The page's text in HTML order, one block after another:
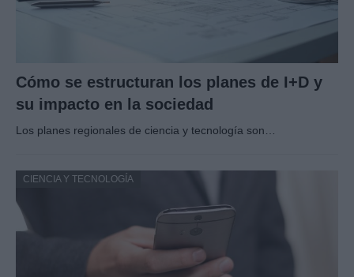
Cómo se estructuran los planes de I+D y
su impacto en la sociedad
Los planes regionales de ciencia y tecnología son…
CIENCIA Y TECNOLOGÍA